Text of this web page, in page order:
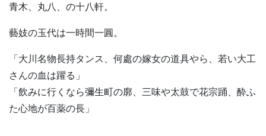
青木、丸八、の十八軒。
藝妓の玉代は一時間一圓。
「大川名物長持タンス、何處の嫁女の道具やら、若い大工
さんの血は躍る」
「飲みに行くなら彌生町の廓、三味や太鼓で花宗踊、酔ふ
た心地が百薬の長」